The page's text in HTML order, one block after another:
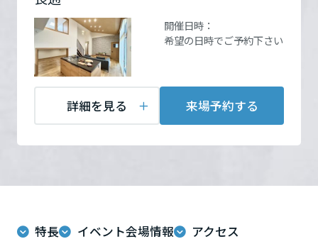
これから住まいをご検討の方
多彩な動画やこだわりが詰まった建築実例、注目の最新情報など、住
ホームラウンジ 新築・戸建て
ホームラウンジ リフォーム
のまちづくりを実現していきます。
ミサワゼネラルソリューション
ツや、ミサワホームからの大切なお知らせなど配信しています。
ミサワオーナーズクラブ
新卒者採用
中途採用
障がい者採用
ウエルネス事業
開催日時：
希望の日時でご予約下さい
詳細を見る 来場予約する
特長 イベント会場情報 アクセス
栃木県
群馬県
千葉県
お問い合
わせ
電話：
定休日：イベント時以外の
見学はご予約下さい
担当者：堀江
来場予約する